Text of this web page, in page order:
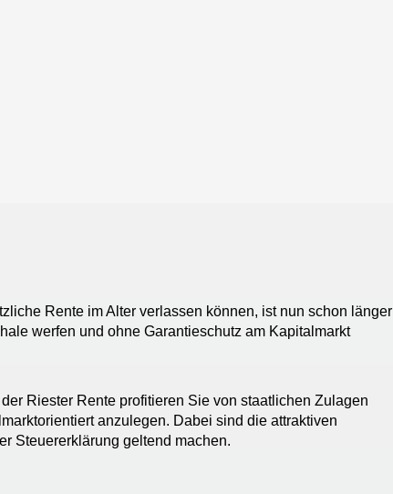
Rente im Alter verlassen können, ist nun schon länger
werfen und ohne Garantieschutz am Kapitalmarkt
Riester Rente profitieren Sie von staatlichen Zulagen
anzulegen. Dabei sind die attraktiven
Steuererklärung geltend machen.